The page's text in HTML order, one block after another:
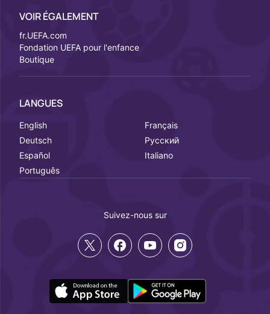
VOIR ÉGALEMENT
fr.UEFA.com
Fondation UEFA pour l'enfance
Boutique
LANGUES
English
Français
Deutsch
Русский
Español
Italiano
Português
Suivez-nous sur